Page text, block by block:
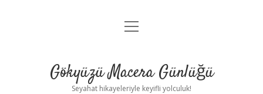
Anasayfa
Yasal Uyarı
menüyü
Gökyüzü Macera Günlüğü
Seyahat hikayeleriyle keyifli yolculuk!